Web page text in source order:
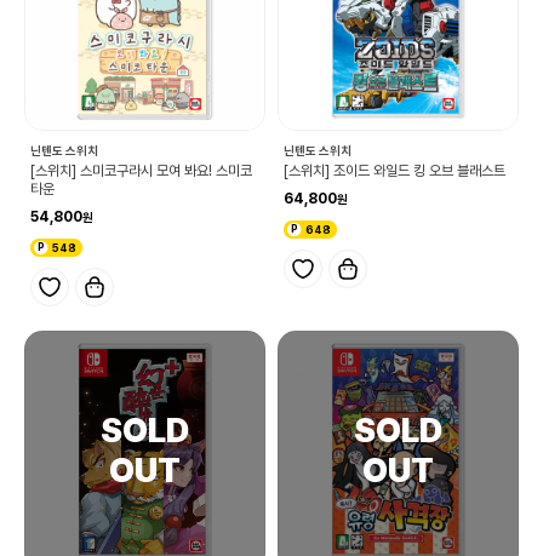
닌텐도 스위치
[스위치] 스미코구라시 모여 봐요! 스미코
타운
54,800
548
닌텐도 스위치
[스위치] 조이드 와일드 킹 오브 블래스트
64,800
648